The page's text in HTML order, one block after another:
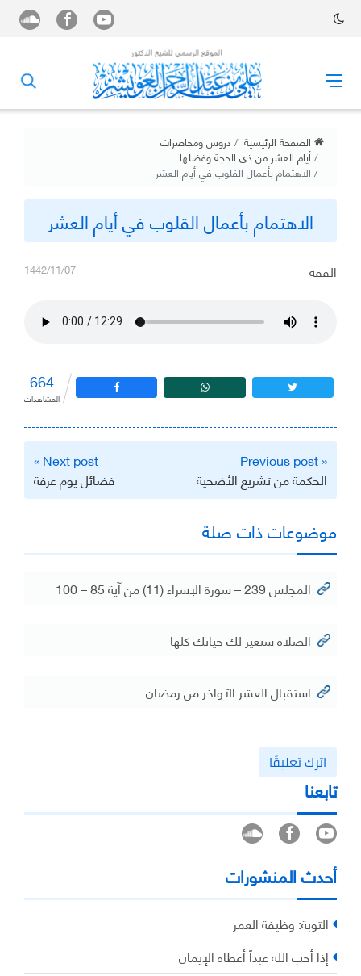
الصفحة الرئيسية دروس ومحاضرات
أيام العشر من ذي الحجة وفضلها
الاهتمام بأعمال القلوب في أيام العشر
الاهتمام بأعمال القلوب في أيام العشر
1442/11/07 الفقه
664
المشاهدات
تصفّح
المقالات
« Previous post
الحكمة من تشريع الأضحية
Next post »
فضائل يوم عرفة
موضوعات ذات صلة
المجلس 239 – سورة الإسراء (11) من آية 85 – 100
الصلاة ستغير لك حياتك كلها
استقبال العشر الآواخر من رمضان
اترك تعليقًا
تابعنا
أحدث المنشورات
التوبة: وظيفة العمر
إذا أحب الله عبداً أعطاه الإيمان